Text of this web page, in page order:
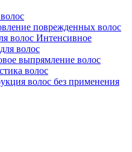
поврежденных волос
волос Интенсивное
волос
выпрямление волос
волос
волос без применения